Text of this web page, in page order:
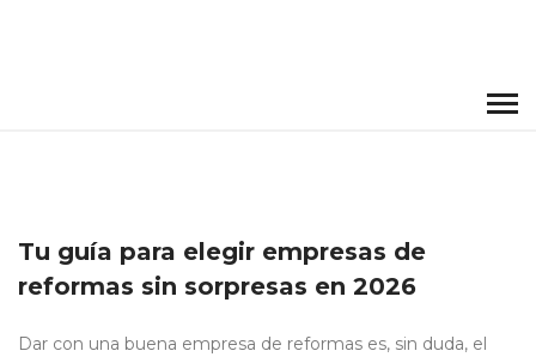
Tu guía para elegir empresas de
reformas sin sorpresas en 2026
Dar con una buena empresa de reformas es, sin duda, el